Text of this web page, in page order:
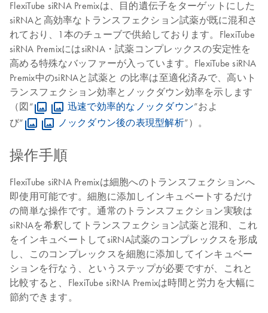
FlexiTube siRNA Premixは、目的遺伝子をターゲットにした
siRNAと高効率なトランスフェクション試薬が既に混和さ
れており、1本のチューブで供給しております。FlexiTube
siRNA PremixにはsiRNA・試薬コンプレックスの安定性を
高める特殊なバッファーが入っています。FlexiTube siRNA
Premix中のsiRNAと試薬と の比率は至適化済みで、高いト
ランスフェクション効率とノックダウン効率を示します
（図“
迅速で効率的なノックダウン”およ
び“
ノックダウン後の表現型解析”）。
操作手順
FlexiTube siRNA Premixは細胞へのトランスフェクションへ
即使用可能です。細胞に添加しインキュベートするだけ
の簡単な操作です。通常のトランスフェクション実験は
siRNAを希釈してトランスフェクション試薬と混和、これ
をインキュベートしてsiRNA試薬のコンプレックスを形成
し、このコンプレックスを細胞に添加してインキュベー
ションを行なう、というステップが必要ですが、これと
比較すると、FlexiTube siRNA Premixは時間と労力を大幅に
節約できます。